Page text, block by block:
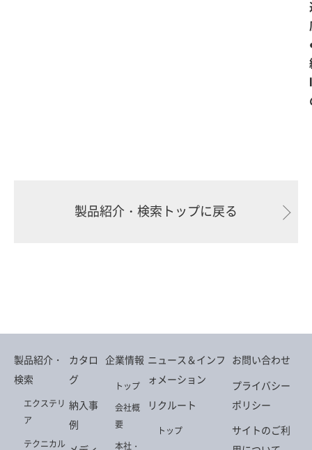
製品紹介・検索トップに戻る
製品紹介・
検索
エクステリ
ア
テクニカル
カタロ
グ
納入事
例
企業情報
トップ
会社概
要
本社・
ニュース＆インフ
ォメーション
リクルート
トップ
お問い合わせ
プライバシー
ポリシー
サイトのご利